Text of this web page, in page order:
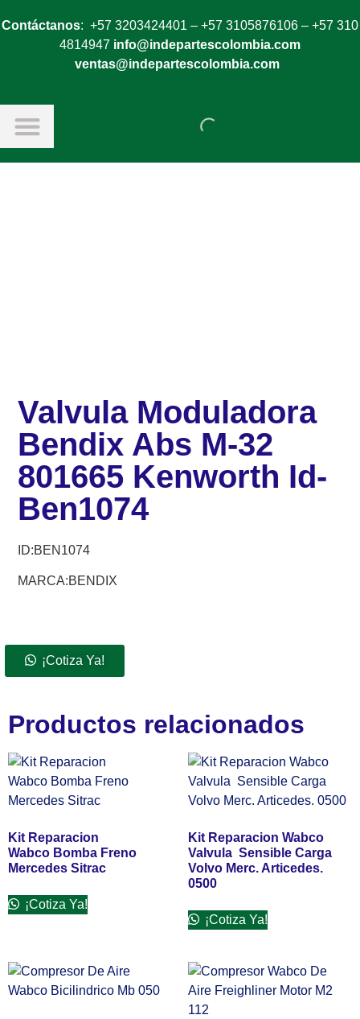
Contáctanos: +57 3203424401 – +57 3105876106 – +57 310
4814947 info@indepartescolombia.com
ventas@indepartescolombia.com
Valvula Moduladora
Bendix Abs M-32
801665 Kenworth Id-
Ben1074
ID:BEN1074
MARCA:BENDIX
¡Cotiza Ya!
Productos relacionados
Kit Reparacion
Wabco Bomba Freno
Mercedes Sitrac
¡Cotiza Ya!
Kit Reparacion Wabco
Valvula Sensible Carga
Volvo Merc. Articedes.
0500
¡Cotiza Ya!